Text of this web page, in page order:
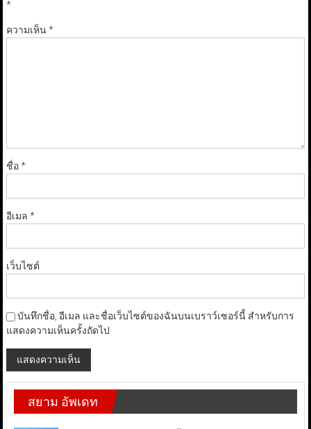
*
ความเห็น*
ชื่อ*
อีเมล *
เว็บไซต์
บันทึกชื่อ, อีเมล และชื่อเว็บไซต์ของฉันบนเบราว์เซอร์นี้ สำหรับการ
แสดงความเห็นครั้งถัดไป
สยาม อัพเดท